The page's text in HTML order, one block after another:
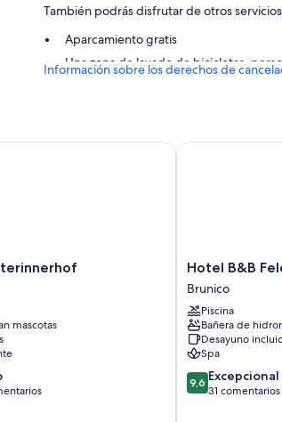
También podrás disfrutar de otros
Aparcamiento gratis
Una zona de lavado de bicicletas,
Todas las habitaciones en Garni
Armarios o roperos, calefacción y
Información sobre los derechos de
mascotas
Hotel
B&B
Feldmessner
Brunico
Hotel B&B
Brunico
Piscina
Bañera de
Desayuno
Spa
9.6
sobre
9,6 Excepcional
31 comentarios
Hotel B&B